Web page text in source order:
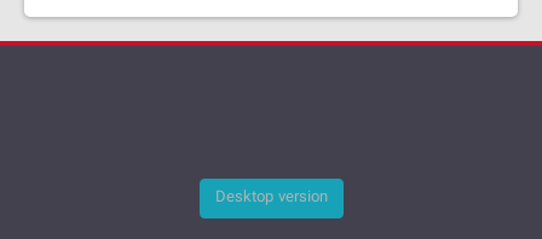
Desktop version